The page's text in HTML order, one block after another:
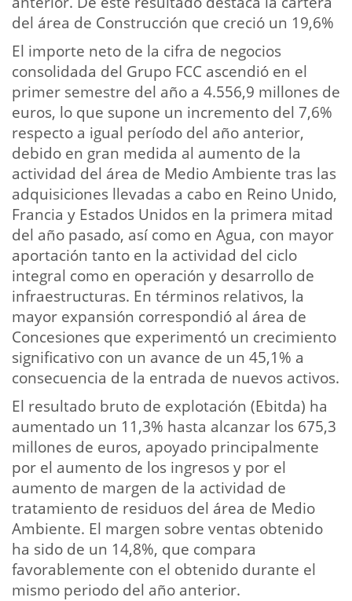
del área de Construcción que creció un 19,6%
El importe neto de la cifra de negocios
consolidada del Grupo FCC ascendió en el
primer semestre del año a 4.556,9 millones de
euros, lo que supone un incremento del 7,6%
respecto a igual período del año anterior,
debido en gran medida al aumento de la
actividad del área de Medio Ambiente tras las
adquisiciones llevadas a cabo en Reino Unido,
Francia y Estados Unidos en la primera mitad
del año pasado, así como en Agua, con mayor
aportación tanto en la actividad del ciclo
integral como en operación y desarrollo de
infraestructuras. En términos relativos, la
mayor expansión correspondió al área de
Concesiones que experimentó un crecimiento
significativo con un avance de un 45,1% a
consecuencia de la entrada de nuevos activos.
El resultado bruto de explotación (Ebitda) ha
aumentado un 11,3% hasta alcanzar los 675,3
millones de euros, apoyado principalmente
por el aumento de los ingresos y por el
aumento de margen de la actividad de
tratamiento de residuos del área de Medio
Ambiente. El margen sobre ventas obtenido
ha sido de un 14,8%, que compara
favorablemente con el obtenido durante el
mismo periodo del año anterior.